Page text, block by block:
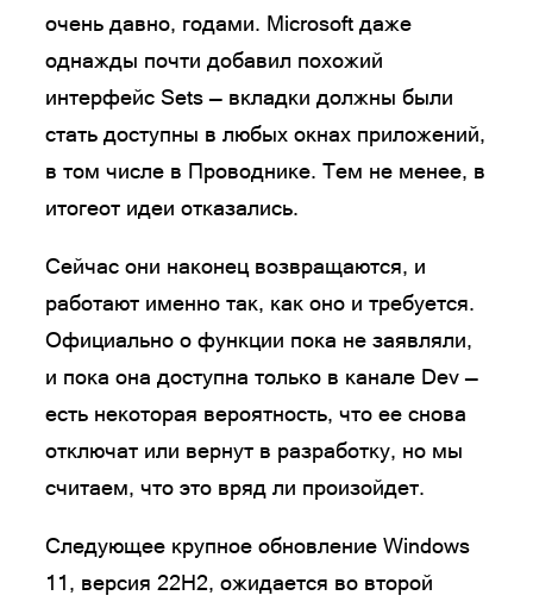
очень давно, годами. Microsoft даже
однажды почти добавил похожий
интерфейс Sets — вкладки должны были
стать доступны в любых окнах приложений,
в том числе в Проводнике. Тем не менее, в
итогеот идеи отказались.
Сейчас они наконец возвращаются, и
работают именно так, как оно и требуется.
Официально о функции пока не заявляли,
и пока она доступна только в канале Dev —
есть некоторая вероятность, что ее снова
отключат или вернут в разработку, но мы
считаем, что это вряд ли произойдет.
Следующее крупное обновление Windows
11, версия 22H2, ожидается во второй